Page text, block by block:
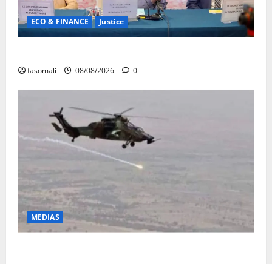
ECO & FINANCE Justice
fasomali 08/08/2026 0
MEDIAS